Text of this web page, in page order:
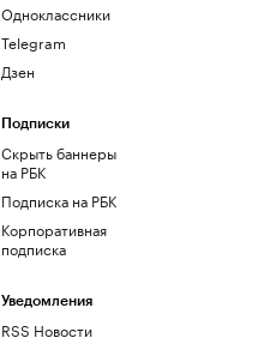
Одноклассники
Telegram
Дзен
Подписки
Скрыть баннеры
на РБК
Подписка на РБК
Корпоративная
подписка
Уведомления
RSS Новости